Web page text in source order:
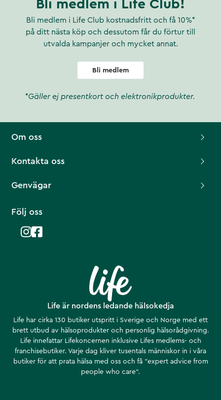
Bli medlem i Life Club!
Bli medlem i Life Club kostnadsfritt och få 10%*
på ditt nästa köp och dessutom får du förtur till
utvalda kampanjer och mycket annat.
Bli medlem
*Gäller ej presentkort och elektronikprodukter.
Life är nordens ledande hälsokedja
Life har cirka 130 butiker utspritt i Sverige och Norge med ett
brett utbud av hälsoprodukter och personlig hälsorådgivning.
Life innefattar Lifekoncernen inklusive Lifes medlems- och
franchisebutiker. Varje dag kliver tusentals människor in i våra
butiker för att prata hälsa med oss och få ”expert advice from
people who care”.
Om oss
Kontakta oss
Genvägar
Följ oss